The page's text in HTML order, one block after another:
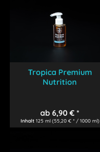
Tropica Premium
Nutrition
ab 6,90 € *
Inhalt 125 ml (55,20 € * / 1000 ml)